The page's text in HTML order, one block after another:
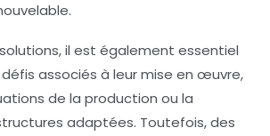
il est également essentiel
associés à leur mise en œuvre,
de la production ou la
adaptées. Toutefois, des